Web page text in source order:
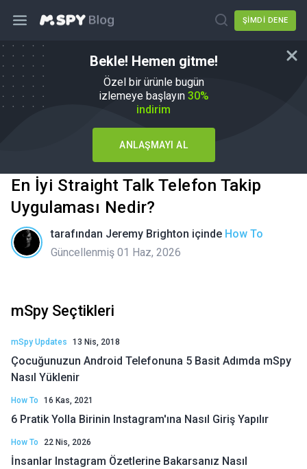
ŞIMDI DENE
Bekle! Hemen gitme!
Özel bir ürünle bugün
izlemeye başlayın 30%
indirim
ANLAŞMAYI AL
En İyi Straight Talk Telefon Takip
Uygulaması Nedir?
tarafından Jeremy Brighton içinde How To
Güncellenmiş 01 Haz, 2026
mSpy Seçtikleri
mSpy Updates 13 Nis, 2018
Çocuğunuzun Android Telefonuna 5 Basit Adımda mSpy
Nasıl Yüklenir
How To 16 Kas, 2021
6 Pratik Yolla Birinin Instagram'ına Nasıl Giriş Yapılır
How To 22 Nis, 2026
İnsanlar Instagram Özetlerine Bakarsanız Nasıl